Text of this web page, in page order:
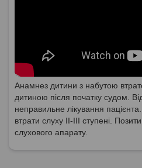
Анамнез дитини з набутою
дитиною після початку судом.
неправильне лікування
втрати слуху ІІ-ІІІ ступені.
слухового апарату.